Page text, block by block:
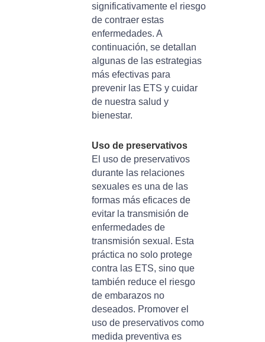
significativamente el riesgo
de contraer estas
enfermedades. A
continuación, se detallan
algunas de las estrategias
más efectivas para
prevenir las ETS y cuidar
de nuestra salud y
bienestar.
Uso de preservativos
El uso de preservativos
durante las relaciones
sexuales es una de las
formas más eficaces de
evitar la transmisión de
enfermedades de
transmisión sexual. Esta
práctica no solo protege
contra las ETS, sino que
también reduce el riesgo
de embarazos no
deseados. Promover el
uso de preservativos como
medida preventiva es